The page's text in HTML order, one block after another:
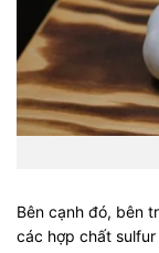
Bên cạnh đó, bên
các hợp chất